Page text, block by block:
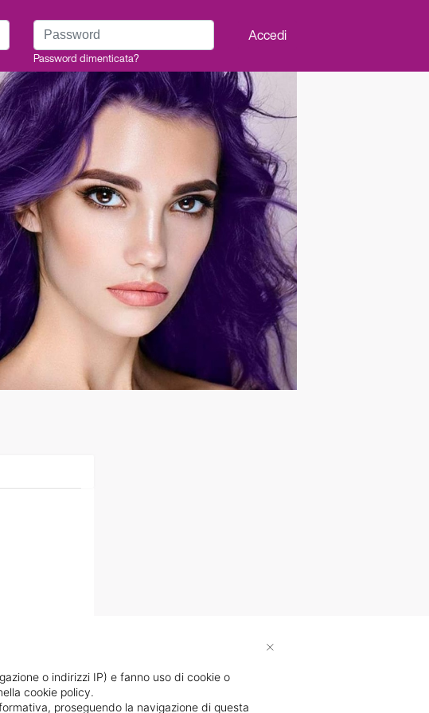
Password
Password dimenticata?
Accedi
o indirizzi IP) e fanno uso di cookie o
cookie policy.
proseguendo la navigazione di questa
×